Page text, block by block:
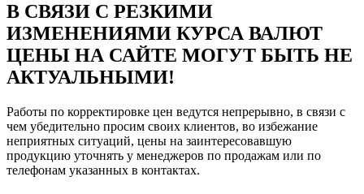
В СВЯЗИ С РЕЗКИМИ
ИЗМЕНЕНИЯМИ КУРСА ВАЛЮТ
ЦЕНЫ НА САЙТЕ МОГУТ БЫТЬ НЕ
АКТУАЛЬНЫМИ!
Работы по корректировке цен ведутся непрерывно, в связи с
чем убедительно просим своих клиентов, во избежание
неприятных ситуаций, цены на заинтересовавшую
продукцию уточнять у менеджеров по продажам или по
телефонам указанных в контактах.